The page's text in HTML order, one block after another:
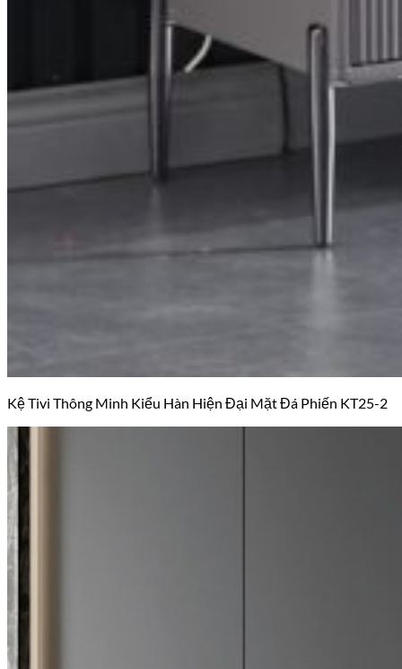
Kệ Tivi Thông Minh Kiểu Hàn Hiện Đại Mặt Đá Phiến KT25-2